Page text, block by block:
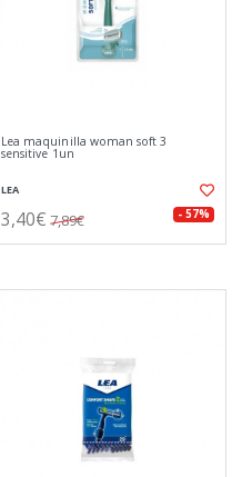
Lea maquinilla woman soft 3
sensitive 1un
LEA
3,40€ 7,89€ - 57%